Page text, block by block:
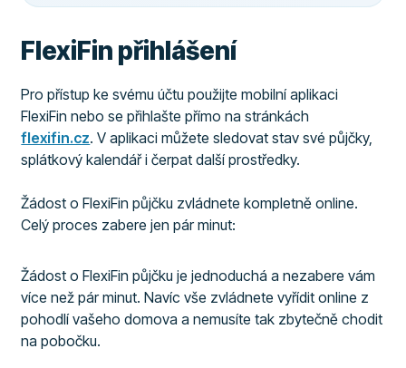
FlexiFin přihlášení
Pro přístup ke svému účtu použijte mobilní aplikaci
FlexiFin nebo se přihlašte přímo na stránkách
flexifin.cz. V aplikaci můžete sledovat stav své půjčky,
splátkový kalendář i čerpat další prostředky.
Žádost o FlexiFin půjčku zvládnete kompletně online.
Celý proces zabere jen pár minut:
Žádost o FlexiFin půjčku je jednoduchá a nezabere vám
více než pár minut. Navíc vše zvládnete vyřídit online z
pohodlí vašeho domova a nemusíte tak zbytečně chodit
na pobočku.